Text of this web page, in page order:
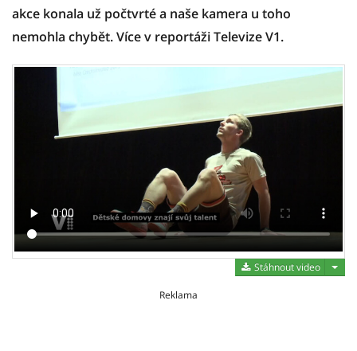
akce konala už počtvrté a naše kamera u toho
nemohla chybět. Více v reportáži Televize V1.
Stáhnout video
Reklama